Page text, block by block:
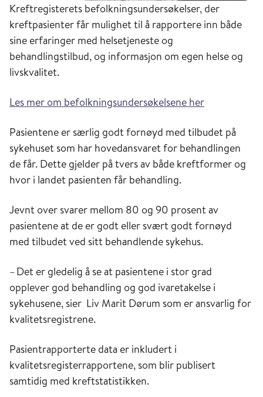
Kreftregisterets befolkningsundersøkelser, der
kreftpasienter får mulighet til å rapportere inn både
sine erfaringer med helsetjeneste og
behandlingstilbud, og informasjon om egen helse og
livskvalitet.
Les mer om befolkningsundersøkelsene her
Pasientene er særlig godt fornøyd med tilbudet på
sykehuset som har hovedansvaret for behandlingen
de får. Dette gjelder på tvers av både kreftformer og
hvor i landet pasienten får behandling.
Jevnt over svarer mellom 80 og 90 prosent av
pasientene at de er godt eller svært godt fornøyd
med tilbudet ved sitt behandlende sykehus.
– Det er gledelig å se at pasientene i stor grad
opplever god behandling og god ivaretakelse i
sykehusene, sier Liv Marit Dørum som er ansvarlig for
kvalitetsregistrene.
Pasientrapporterte data er inkludert i
kvalitetsregisterrapportene, som blir publisert
samtidig med kreftstatistikken.